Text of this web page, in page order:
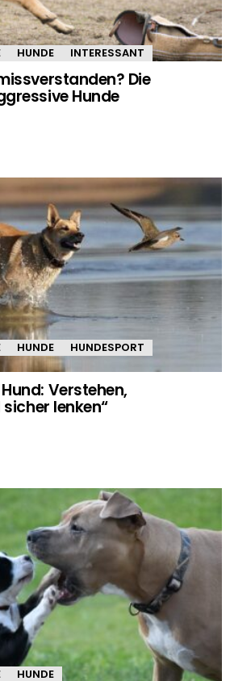
HUNDE INTERESSANT
Die
Hunde
HUNDE
HUNDESPORT
Verstehen,
lenken“
HUNDE